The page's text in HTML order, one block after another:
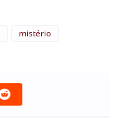
mistério